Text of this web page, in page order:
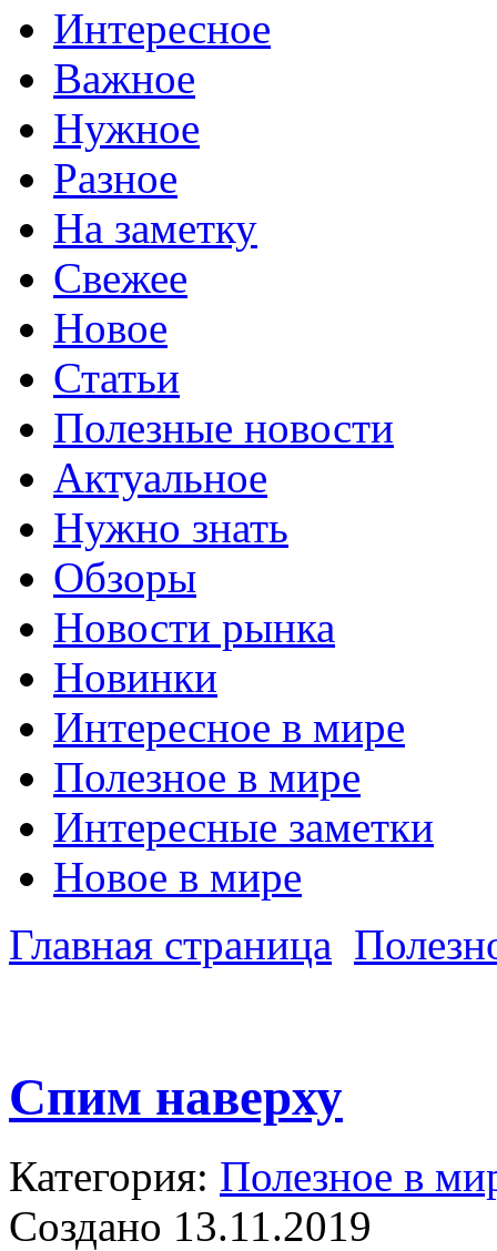
Интересное
Важное
Нужное
Разное
На заметку
Свежее
Новое
Статьи
Полезные новости
Актуальное
Нужно знать
Обзоры
Новости рынка
Новинки
Интересное в мире
Полезное в мире
Интересные заметки
Новое в мире
Главная страница
Спим наверху
Категория: Полезное в
Создано 13.11.2019